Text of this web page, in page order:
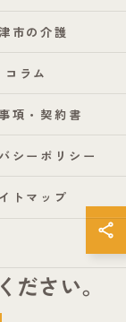
さい。
市の介護
コラム
項・契約書
シーポリシー
トマップ